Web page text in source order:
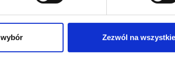
Zezwól na wszystkie